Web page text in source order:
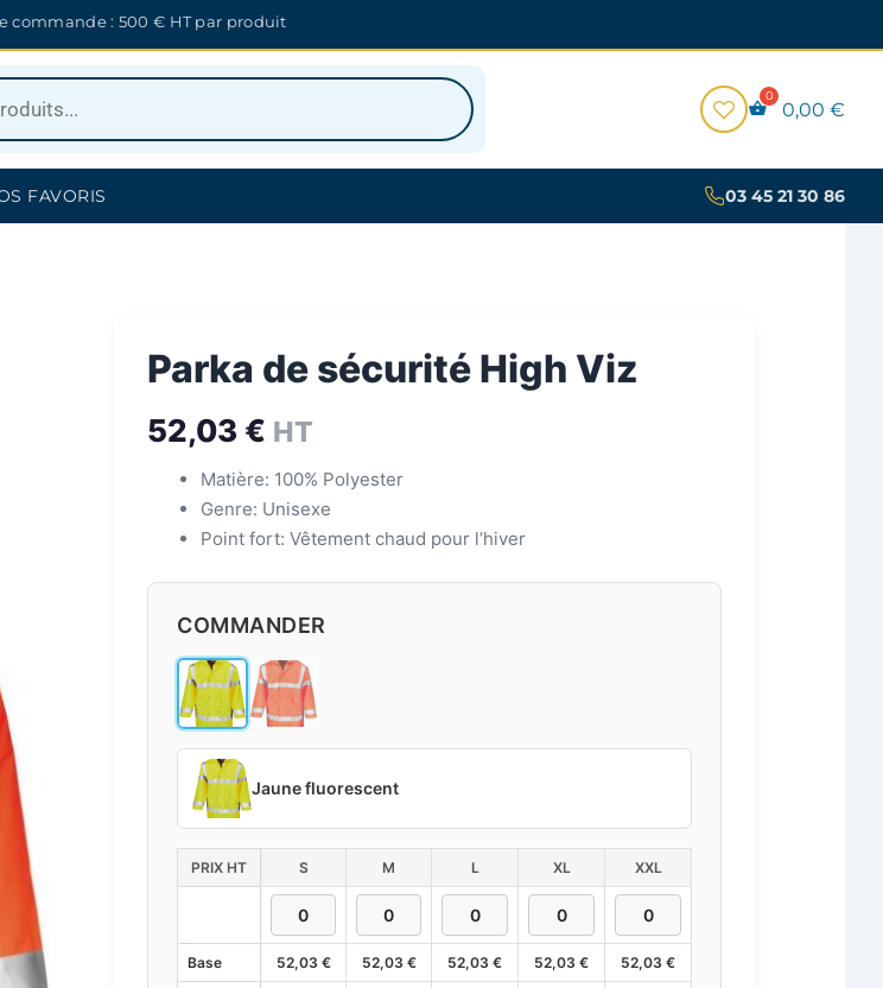
commande : 500 € HT par produit
0,00 €
FAVORIS 03 45 21 30 86
Parka de sécurité High Viz
52,03 € HT
Matière: 100% Polyester
Genre: Unisexe
Point fort: Vêtement chaud pour l’hiver
COMMANDER
Jaune fluorescent
PRIX HT S M L XL XXL
Base 52,03 € 52,03 € 52,03 € 52,03 € 52,03 €